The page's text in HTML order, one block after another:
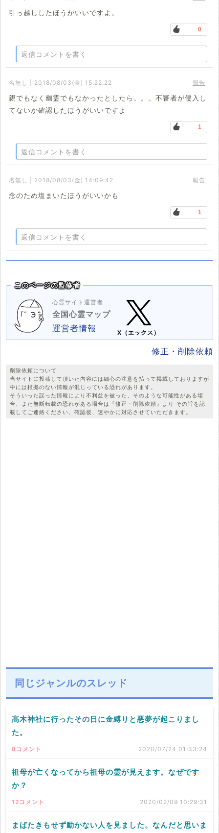
引っ越ししたほうがいいですよ。
0
返信コメントを書く
名無し | 2018/08/03(金) 15:22:22 報告
親でもなく幽霊でもなかったとしたら。。。不審者が侵入し
てないか確認したほうがいいですよ
1
返信コメントを書く
名無し | 2018/08/03(金) 14:09:42 報告
念のため塩まいたほうがいいかも
1
返信コメントを書く
このページの監修者
心霊サイト運営者
全国心霊マップ
運営者情報
X（エックス）
修正・削除依頼
削除依頼について
当サイトに投稿して頂いた内容には細心の注意を払って掲載しておりますが
中には根拠のない情報が混じっている恐れがあります。
そういった誤った情報により不利益を被った、そのような可能性がある場
合、また無断転載の恐れがある場合は『修正・削除依頼』より その旨を記
載してご連絡ください。確認後、速やかに対応させていただきます。
同じジャンルのスレッド
高木神社に行ったその日に金縛りと悪夢が起こりまし
た。
8コメント 2020/07/24 01:33:24
祖母が亡くなってから祖母の霊が見えます。なぜです
か？
12コメント 2020/02/09 10:29:31
まばたきもせず動かない人を見ました。なんだと思いま